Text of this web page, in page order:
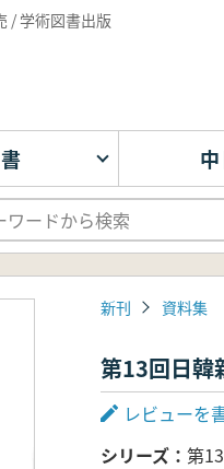
/ 学術図書出版
新刊 資料集
第13回日韓
レビューを
シリーズ
第